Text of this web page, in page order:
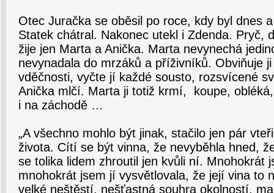
Otec Juračka se oběsil po roce, kdy byl dnes
Statek chátral. Nakonec utekl i Zdenda. Pryč,
žije jen Marta a Anička. Marta nevynechá
nevynadala do mrzáků a příživníků. Obviňuje
vděčnosti, vyčte jí každé sousto, rozsvícené
Anička mlčí. Marta ji totiž krmí, koupe,
i na záchodě …
„A všechno mohlo být jinak, stačilo jen pár
života. Cítí se být vinna, že nevyběhla hned,
se tolika lidem zhroutil jen kvůli ní. Mnohokrát
mnohokrát jsem jí vysvětlovala, že její vina to
velké neštěstí, nešťastná souhra okolností,